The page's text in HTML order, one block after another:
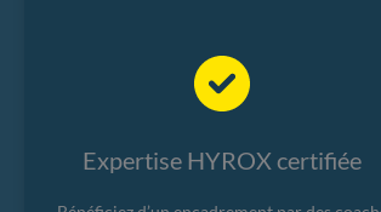
Expertise HYROX certifiée